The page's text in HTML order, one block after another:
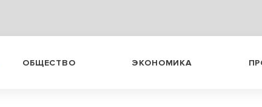
ОБЩЕСТВО ЭКОНОМИКА